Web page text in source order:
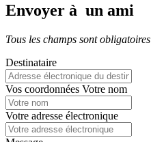
Envoyer à un ami
Tous les champs sont obligatoires
Destinataire
Vos coordonnées Votre nom
Votre adresse électronique